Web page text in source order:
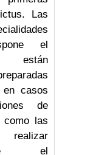
Las
el
están
en casos
de
como las
el